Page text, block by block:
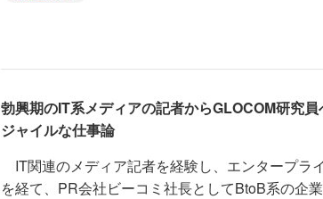
勃興期のIT系メディアの記者からGLOCOM研究
ジャイルな仕事論
IT関連のメディア記者を経験し、エンタープラ
を経て、PR会社ビーコミ社長としてBtoB系の企